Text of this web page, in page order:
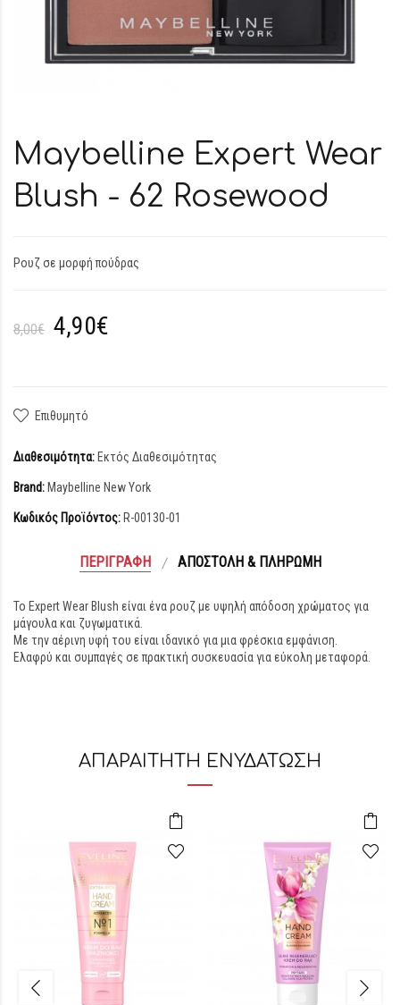
Maybelline Expert Wear
Blush - 62 Rosewood
Ρουζ σε μορφή πούδρας
8,00€ 4,90€
Επιθυμητό
Διαθεσιμότητα: Εκτός Διαθεσιμότητας
Brand: Maybelline New York
Κωδικός Προϊόντος: R-00130-01
ΠΕΡΙΓΡΑΦΉ ΑΠΟΣΤΟΛΉ & ΠΛΗΡΩΜΉ
Το Expert Wear Blush είναι ένα ρουζ με υψηλή απόδοση χρώματος για
μάγουλα και ζυγωματικά.
Με την αέρινη υφή του είναι ιδανικό για μια φρέσκια εμφάνιση.
Ελαφρύ και συμπαγές σε πρακτική συσκευασία για εύκολη μεταφορά.
ΑΠΑΡΑΙΤΗΤΗ ΕΝΥΔΑΤΩΣΗ